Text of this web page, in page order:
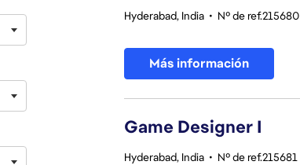
Hyderabad, India • Nº de ref.215680
Más información
Game Designer I
Hyderabad, India • Nº de ref.215681